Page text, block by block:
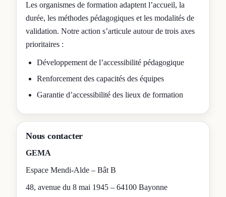
Les organismes de formation adaptent l’accueil, la
durée, les méthodes pédagogiques et les modalités de
validation. Notre action s’articule autour de trois axes
prioritaires :
Développement de l’accessibilité pédagogique
Renforcement des capacités des équipes
Garantie d’accessibilité des lieux de formation
Nous contacter
GEMA
Espace Mendi-Alde – Bât B
48, avenue du 8 mai 1945 – 64100 Bayonne